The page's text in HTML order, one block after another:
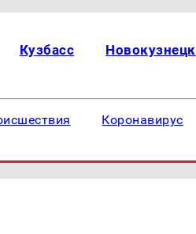
Кузбасс Новокузнецк
Коронавирус